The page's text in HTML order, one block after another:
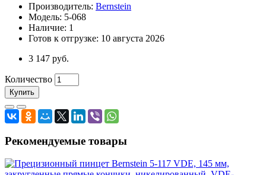
Производитель: Bernstein
Модель: 5-068
Наличие: 1
Готов к отгрузке: 10 августа 2026
3 147 руб.
Количество
Купить
Рекомендуемые товары